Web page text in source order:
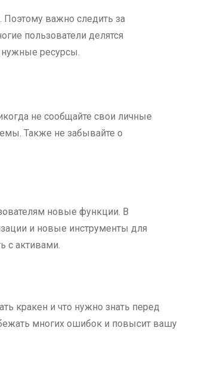
Поэтому важно следить за
пользователи делятся
ресурсы.
не сообщайте свои личные
Также не забывайте о
новые функции. В
и новые инструменты для
с активами.
кракен и что нужно знать перед
многих ошибок и повысит вашу